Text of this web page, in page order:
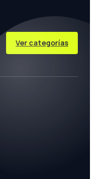
Ver categorías